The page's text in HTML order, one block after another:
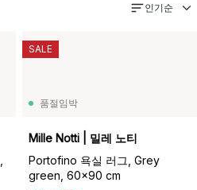
인기순
품절임박
Mille Notti | 밀레 노티
Portofino 욕실 러그, Grey
green, 60x90 cm
SALE